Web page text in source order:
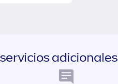
adicionales